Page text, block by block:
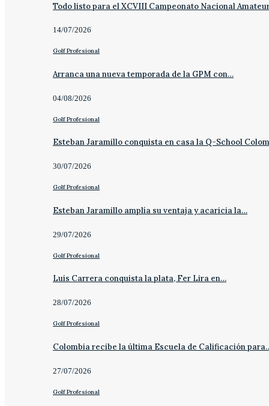
Todo listo para el XCVIII Campeonato Nacional
14/07/2026
Golf Profesional
Arranca una nueva temporada de la GPM con…
04/08/2026
Golf Profesional
Esteban Jaramillo conquista en casa la Q-School
30/07/2026
Golf Profesional
Esteban Jaramillo amplía su ventaja y acaricia la…
29/07/2026
Golf Profesional
Luis Carrera conquista la plata, Fer Lira en…
28/07/2026
Golf Profesional
Colombia recibe la última Escuela de Calificación
27/07/2026
Golf Profesional